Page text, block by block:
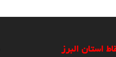
استان البرز